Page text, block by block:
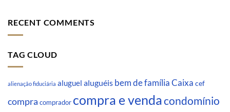
RECENT COMMENTS
TAG CLOUD
alienação fiduciária aluguel aluguéis bem de família Caixa cef
compra comprador compra e vendacondomínio